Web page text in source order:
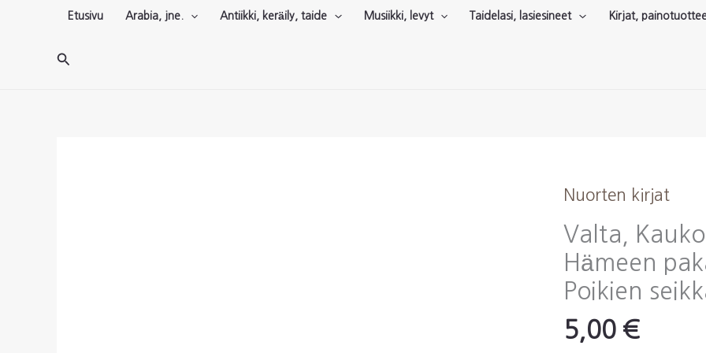
Etusivu Arabia, jne. Antiikki, keräily, taide Musiikki, levyt Taidelasi, lasiesineet Kirjat,
Hae
Nuorten kirjat
Valta,
Hämeen
Poikien
5,00 €